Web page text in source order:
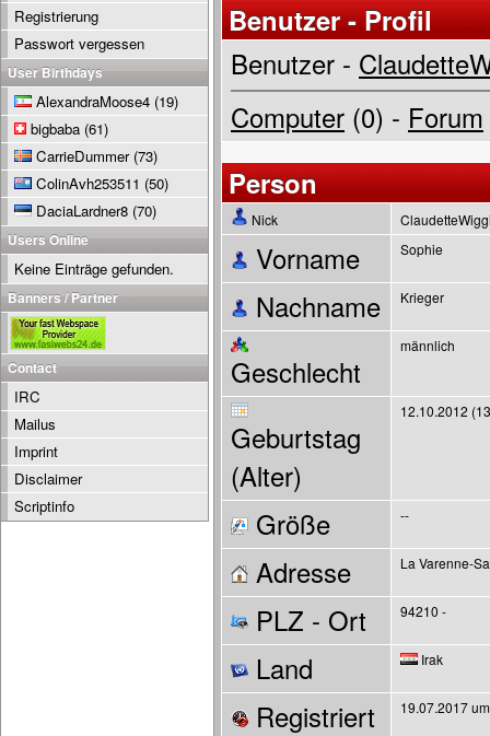
Benutzer - Profil
Benutzer -
Computer (0) - Forum
Person
Nick
Vorname Sophie
Nachname Krieger
Geschlecht
männlich
Geburtstag
(Alter)
12.10.2012
Größe --
Adresse La Varenne-
PLZ - Ort 94210 -
Land Irak
Registriert 19.07.2017
Registrierung
Passwort vergessen
User Birthdays
AlexandraMoose4 (19)
bigbaba (61)
CarrieDummer(73)
ColinAvh253511 (50)
DaciaLardner8 (70)
Users Online
Keine Einträge gefunden.
Banners / Partner
Contact
IRC
Mailus
Imprint
Disclaimer
Scriptinfo